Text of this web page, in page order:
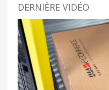
DERNIÈRE VIDÉO